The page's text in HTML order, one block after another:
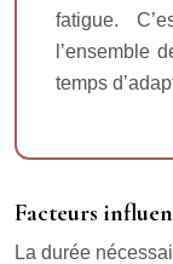
fatigue.
l’ensemble
temps
Facteurs
La durée